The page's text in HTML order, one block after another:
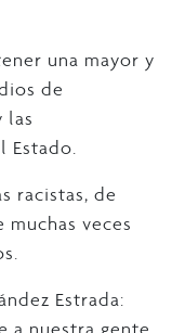
una mayor y
de
las
Estado.
racistas, de
veces
Estrada: